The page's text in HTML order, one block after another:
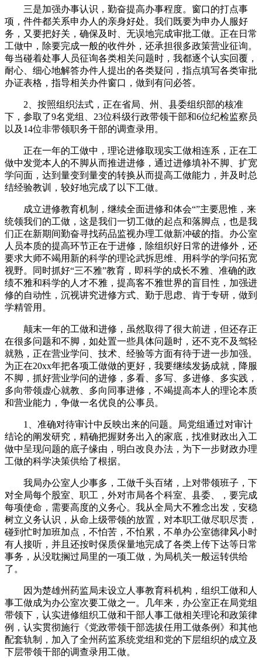
三是加强办事认识，勤奋提高办事程度。窗口的打点事
项，件件都关系申办人的亲身好处。我们既要为申办人服好
务，又要把好关，确保及时、无误地完成审批工做。正在日常
工做中，除要完成一般的收件外，还承担很多政策营业征询。
每当碰着处事人员征询各类相关问题时，我都逐个认实回覆，
耐心、细心地解答办件人提出的各类疑问，指点填写各类审批
办证表格，指导相关办件窗口，做到有问必答。
2、按照组织法式，正在省局、州、县委组织部的核准
下，参取了9名党组、23位科级行政带领干部和6位纪检监察员
以及14位非带领职务干部的调查录用。
正在一年的工做中，理论进修取现实工做相连系，正在工
做中发觉本人的不脚从而推进进修，通过进修填补不脚、扩宽
学问面，达到量变到量变的转换从而提高工做能力，并及时总
结经验教训，较好地完成了以下工做。
成立进修教育机制，继续全面进修和体会“”主要思惟，来
统领我们的工做，这是我们一切工做的起点和落脚点，也是我
们正在新期间勤奋寻找药品监视办理工做新冲破的指。办公室
人员本质的提高环节正在于进修，除组织好日常的进修外，还
要求大师不竭用新的科学的理论武拆思维、用科学的学问拓宽
视野。同时抓好“三不雅”教育，即科学的成长不雅、准确的政
绩不雅和科学的人才不雅，提高客不雅世界的盲目性，加强进
修的自动性，沉视讲究进修方式、勤于思虑、肯于专研，做到
学精管用。
颠末一年的工做和进修，虽然取得了很大前进，但还存正
在很多问题和不脚，如处置一些具体问题时，还不克不及驾轻
就熟，正在营业学问、技术、经验等方面有待于进一步加强。
为正在20xx年把各项工做做的更好，我要继续发扬成就，降服
不脚，抓好营业学问的进修，多看、多写、多进修、多实践，
多向带领虚心就教、多向同事进修，不竭提高本人的理论本质
和营业能力，争做一名优良的公事员。
1、准确对待审计中反映出来的问题。局党组通过对审计
结论的阐发研究，精确把握财务出入的家底，找准财政出入工
做中呈现问题的底子缘由，明白改良办法，为下一步财政办理
工做的科学决策供给了根据。
我局办公室人少事多，工做千头百绪，上对带领班子，下
对全局每个股室、职工，外对市局各个科室、县委、，要完成
每项使命，需要高度的义务心。我从全局大不雅念出发，安稳
树立义务认识，从命上级带领的放置，对本职工做尽职尽责，
碰到忙时加班加点，不怕苦，不怕累，不单办公室德律风小时
有人接听，并且还按时保质保量地完成了各类上传下达等日常
事务，从没耽搁过局里的一项工做，为局机关一般运转供给
了。
因为楚雄州药监局未设立人事教育科机构，组织工做和人
事工做成为办公室次要工做之一。几年来，办公室正在局党组
带领下，认实进修组织工做和干部人事工做相关理论和政策律
例，认实贯彻施行《党政带领干部选拔任用工做条例》和其他
配套轨制，加入了全州药监系统党组和党的下层组织的成立及
下层带领干部的调查录用工做。